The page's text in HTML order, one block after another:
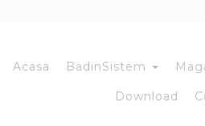
Acasa BadinSistem
Download